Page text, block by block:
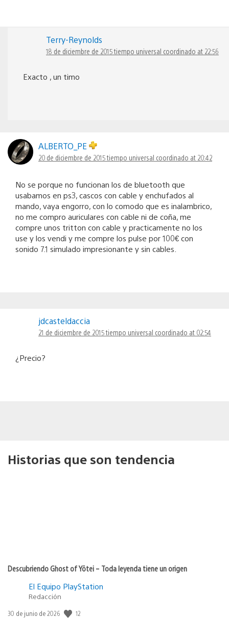
Terry-Reynolds
18 de diciembre de 2015 tiempo universal coordinado at 22:56
Exacto , un timo
ALBERTO_PE
20 de diciembre de 2015 tiempo universal coordinado at 20:42
No se porque no funcionan los de bluetooth que
usabamos en ps3, cascos con cable y enchufados al
mando, vaya engorro, con lo comodo que es inalambrico,
no me compro auriculares con cable ni de coña, me
compre unos tritton con cable y practicamente no los
use y los vendi y me compre los pulse por 100€ con
sonido 7.1 simulado impresionante y sin cables.
jdcasteldaccia
21 de diciembre de 2015 tiempo universal coordinado at 02:54
¿Precio?
Historias que son tendencia
Descubriendo Ghost of Yōtei – Toda leyenda tiene un origen
El Equipo PlayStation
Redacción
Fecha
30 de junio de 2026 12